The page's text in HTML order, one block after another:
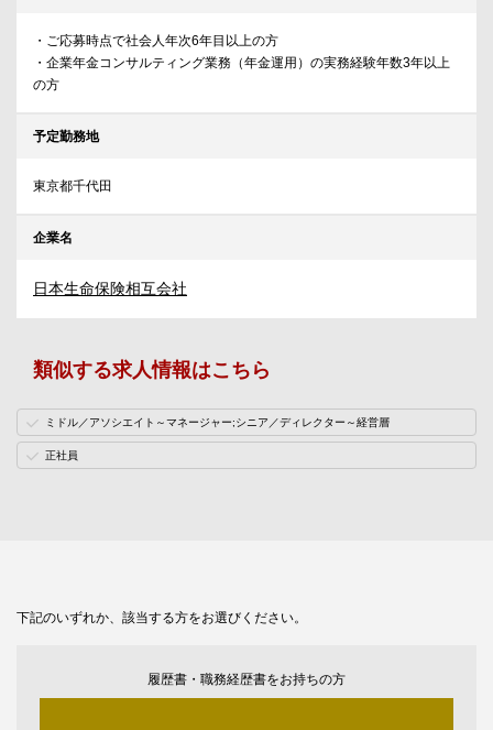
・ご応募時点で社会人年次6年目以上の方
・企業年金コンサルティング業務（年金運用）の実務経験年数3年以上
の方
予定勤務地
東京都千代田
企業名
日本生命保険相互会社
類似する求人情報はこちら
ミドル／アソシエイト～マネージャー;シニア／ディレクター～経営層
正社員
下記のいずれか、該当する方をお選びください。
履歴書・職務経歴書をお持ちの方